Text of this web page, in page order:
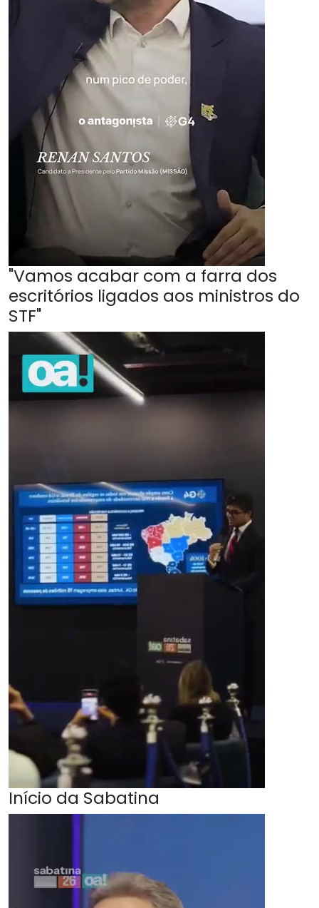
"Vamos acabar com a farra dos
escritórios ligados aos ministros do
STF"
Início da Sabatina